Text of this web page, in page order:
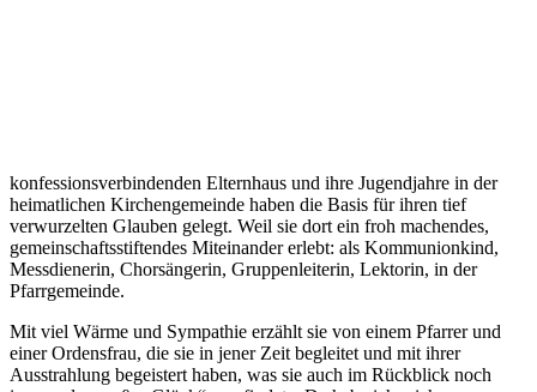
konfessionsverbindenden Elternhaus und ihre Jugendjahre in der
heimatlichen Kirchengemeinde haben die Basis für ihren tief
verwurzelten Glauben gelegt. Weil sie dort ein froh machendes,
gemeinschaftsstiftendes Miteinander erlebt: als Kommunionkind,
Messdienerin, Chorsängerin, Gruppenleiterin, Lektorin, in der
Pfarrgemeinde.
Mit viel Wärme und Sympathie erzählt sie von einem Pfarrer und
einer Ordensfrau, die sie in jener Zeit begleitet und mit ihrer
Ausstrahlung begeistert haben, was sie auch im Rückblick noch